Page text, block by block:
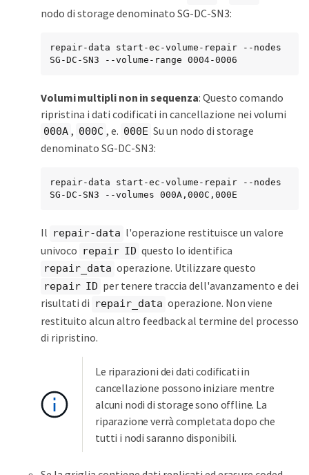
nodo di storage denominato SG-DC-SN3:
repair-data start-ec-volume-repair --nodes
SG-DC-SN3 --volume-range 0004-0006
Volumi multipli non in sequenza: Questo comando
ripristina i dati codificati in cancellazione nei volumi
000A , 000C , e. 000E Su un nodo di storage
denominato SG-DC-SN3:
repair-data start-ec-volume-repair --nodes
SG-DC-SN3 --volumes 000A,000C,000E
Il repair-data l'operazione restituisce un valore
univoco repair ID questo lo identifica
repair_data operazione. Utilizzare questo
repair ID per tenere traccia dell'avanzamento e dei
risultati di repair_data operazione. Non viene
restituito alcun altro feedback al termine del processo
di ripristino.
Le riparazioni dei dati codificati in
cancellazione possono iniziare mentre
alcuni nodi di storage sono offline. La
riparazione verrà completata dopo che
tutti i nodi saranno disponibili.